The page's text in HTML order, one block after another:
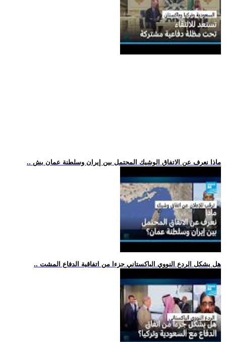
.. ماذا نعرف عن الاتفاق الوشيك المحتمل بين إيران وسلطنة عمان بش
.. هل يشكل الردع النووي الباكستاني جزءا من اتفاقية الدفاع المشت